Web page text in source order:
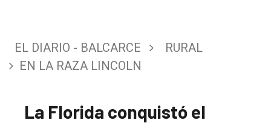
EL DIARIO - BALCARCE
RURAL
EN LA RAZA LINCOLN
La Florida conquistó el